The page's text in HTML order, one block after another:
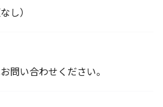
し）
問い合わせください。